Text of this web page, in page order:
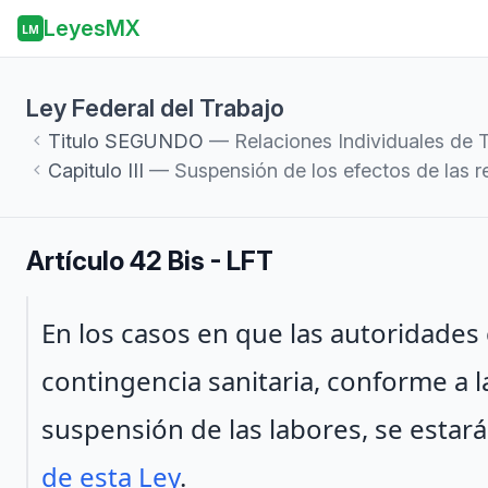
LM LeyesMX
Ley Federal del Trabajo
Titulo SEGUNDO — Relaciones Individuales de
Capitulo III — Suspensión de los efectos de las
Artículo 42 Bis - LFT
Párrafo 1
En los casos en que las
contingencia sanitaria, conforme a
suspensión de las labores, se
de esta Ley.